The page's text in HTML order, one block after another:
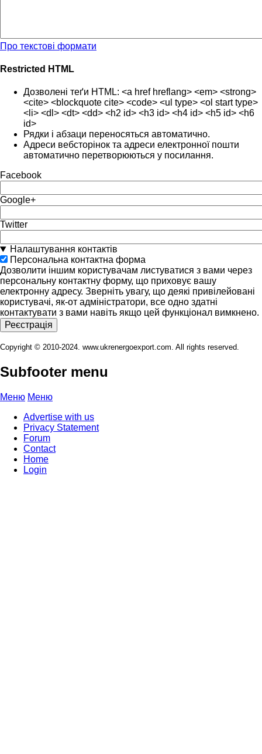
Про текстові формати
Restricted HTML
Дозволені теґи HTML: <a href hreflang> <em> <strong>
<cite> <blockquote cite> <code> <ul type> <ol start type>
<li> <dl> <dt> <dd> <h2 id> <h3 id> <h4 id> <h5 id> <h6
id>
Рядки і абзаци переносяться автоматично.
Адреси вебсторінок та адреси електронної пошти
автоматично перетворюються у посилання.
Facebook
Google+
Twitter
Налаштування контактів
Персональна контактна форма
Дозволити іншим користувачам листуватися з вами через
персональну контактну форму, що приховує вашу
електронну адресу. Зверніть увагу, що деякі привілейовані
користувачі, як-от адміністратори, все одно здатні
контактувати з вами навіть якщо цей функціонал вимкнено.
Copyright © 2010-2024. www.ukrenergoexport.com. All rights reserved.
Subfooter menu
Меню Меню
Advertise with us
Privacy Statement
Forum
Contact
Home
Login